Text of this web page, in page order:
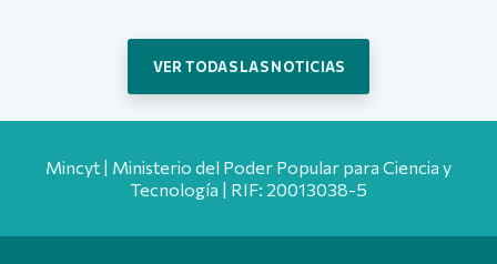
VER TODAS LAS NOTICIAS
Mincyt | Ministerio del Poder Popular para Ciencia y
Tecnología | RIF: 20013038-5